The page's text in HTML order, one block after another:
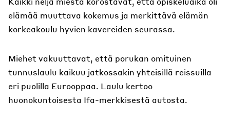
elämää muuttava kokemus ja merkittävä elämän
korkeakoulu hyvien kavereiden seurassa.
Miehet vakuuttavat, että porukan omituinen
tunnuslaulu kaikuu jatkossakin yhteisillä reissuilla
eri puolilla Eurooppaa. Laulu kertoo
huonokuntoisesta Ifa-merkkisestä autosta.